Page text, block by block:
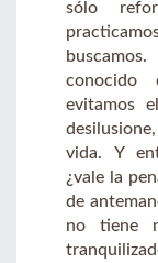
sólo
conocido
evitamos
vida. Y
¿vale la
de
no tiene